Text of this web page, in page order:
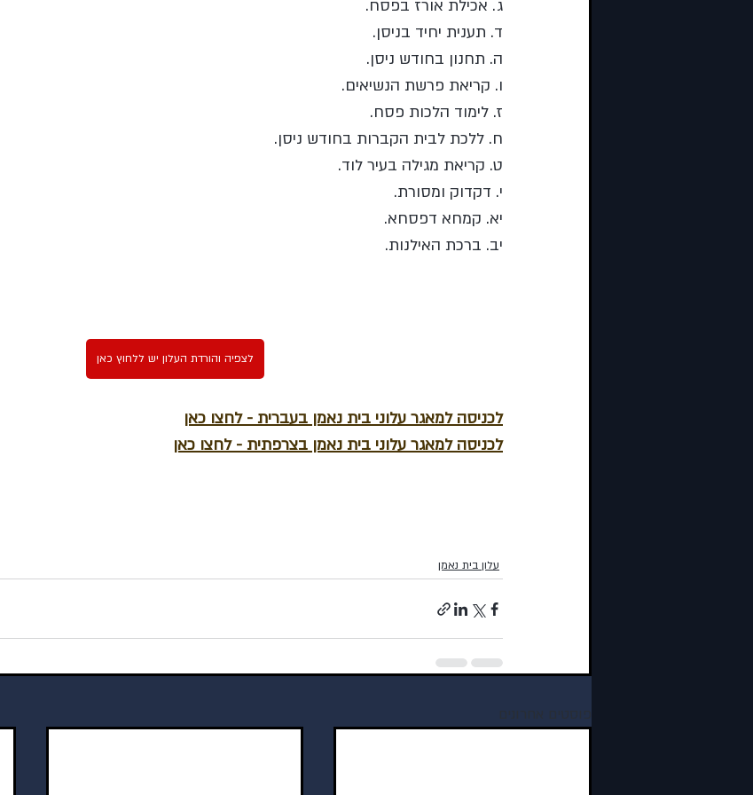
ג. אכילת אורז בפסח.
ד. תענית יחיד בניסן.
ה. תחנון בחודש ניסן.
ו. קריאת פרשת הנשיאים.
ז. לימוד הלכות פסח.
ח. ללכת לבית הקברות בחודש ניסן.
ט. קריאת מגילה בעיר לוד.
י. דקדוק ומסורת.
יא. קמחא דפסחא.
יב. ברכת האילנות.
לצפיה והורדת העלון יש ללחוץ כאן
לכניסה למאגר עלוני בית נאמן בעברית - לחצו כאן
לכניסה למאגר עלוני בית נאמן בצרפתית - לחצו כאן
עלון בית נאמן